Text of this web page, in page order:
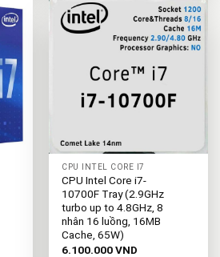
CPU INTEL CORE I7
CPU Intel Core i7-
10700F Tray (2.9GHz
turbo up to 4.8GHz, 8
nhân 16 luồng, 16MB
Cache, 65W)
6.100.000VND